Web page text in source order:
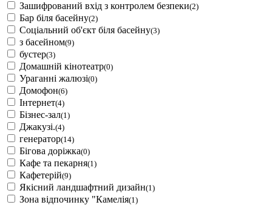
Зашифрований вхід з контролем безпеки(2)
Бар біля басейну(2)
Соціальний об'єкт біля басейну(3)
з басейном(9)
бустер(3)
Домашній кінотеатр(0)
Ураганні жалюзі(0)
Домофон(6)
Інтернет(4)
Бізнес-зал(1)
Джакузі.(4)
генератор(14)
Бігова доріжка(0)
Кафе та пекарня(1)
Кафетерій(9)
Якісний ландшафтний дизайн(1)
Зона відпочинку "Камелія(1)